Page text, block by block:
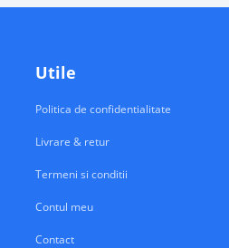
Utile
Politica de confidentialitate
Livrare & retur
Termeni si conditii
Contul meu
Contact